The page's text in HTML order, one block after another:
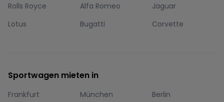
Rolls Royce
Alfa Romeo
Jaguar
Lotus
Bugatti Corvette
Sportwagen mieten in
Frankfurt München
Berlin